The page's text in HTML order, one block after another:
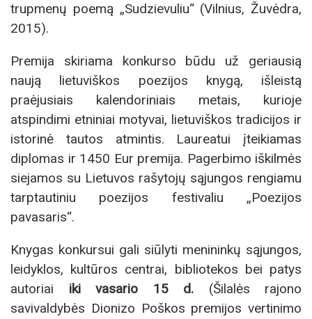
trupmenų poemą „Sudzievuliu“ (Vilnius, Žuvėdra,
2015).
Premija skiriama konkurso būdu už geriausią
naują lietuviškos poezijos knygą, išleistą
praėjusiais kalendoriniais metais, kurioje
atspindimi etniniai motyvai, lietuviškos tradicijos ir
istorinė tautos atmintis. Laureatui įteikiamas
diplomas ir 1450 Eur premija. Pagerbimo iškilmės
siejamos su Lietuvos rašytojų sąjungos rengiamu
tarptautiniu poezijos festivaliu „Poezijos
pavasaris“.
Knygas konkursui gali siūlyti menininkų sąjungos,
leidyklos, kultūros centrai, bibliotekos bei patys
autoriai iki vasario 15 d. (Šilalės rajono
savivaldybės Dionizo Poškos premijos vertinimo